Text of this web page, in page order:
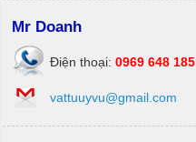
Mr Doanh
Điện thoại: 0969 648 185
vattuuyvu@gmail.com